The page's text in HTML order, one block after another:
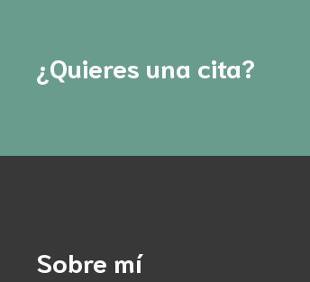
¿Quieres una cita?
Sobre mí